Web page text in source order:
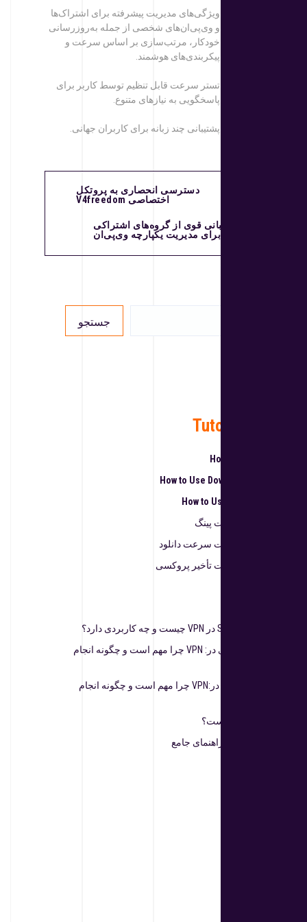
ویژگی‌های مدیریت پیشرفته برای اشتراک‌ها
و وی‌پی‌ان‌های شخصی از جمله به‌روزرسانی
خودکار، مرتب‌سازی بر اساس سرعت و
پیکربندی‌های هوشمند.
تستر سرعت قابل تنظیم توسط کاربر برای
پاسخگویی به نیازهای متنوع.
پشتیبانی چند زبانه برای کاربران جهانی.
دسترسی انحصاری به پروتکل
اختصاصی V4freedom
پشتیبانی قوی از گروه‌های اشتراکی
برای مدیریت یکپارچه وی‌پی‌ان
جستجو
Tutorial Videos
How to Use Ping Test
How to Use Download Speed Test
How to Use Proxy Delay Test
نحوه استفاده از تست پینگ
نحوه استفاده از تست سرعت دانلود
نحوه استفاده از تست تأخیر پروکسی
Subscription Groups در VPN چیست و چه کاربردی دارد؟
تست تأخیر پروکسی در: VPN چرا مهم است و چگونه انجام
تست سرعت دانلود در:VPN چرا مهم است و چگونه انجام